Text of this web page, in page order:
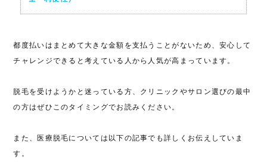
都度払いはまとめて大きな金額を支払うことがないため、安心して
チャレンジできると考えている人から人気が高まっています。
脱毛を受けようかと迷っている方、クリニックやサロン選びの最中
の方はぜひこのタイミングでお読みください。
また、医療脱毛については以下の記事でも詳しくお伝えしていま
す。